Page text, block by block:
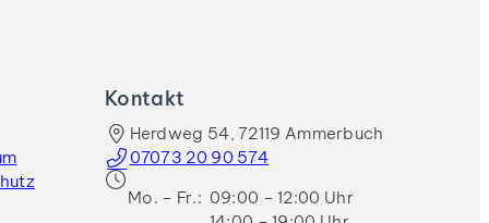
Kontakt
Herdweg 54, 72119 Ammerbuch
07073 20 90 574
Mo. – Fr.: 09:00 – 12:00 Uhr